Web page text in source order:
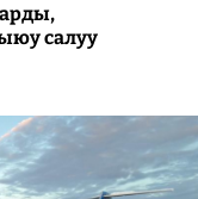
салуу